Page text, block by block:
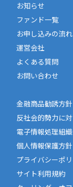
お知らせ
ファンド一覧
お申し込みの流れ
運営会社
よくある質問
お問い合わせ
金融商品勧誘方針
反社会的勢力に
電子情報処理組
個人情報保護方針
プライバシーポ
サイト利用規約